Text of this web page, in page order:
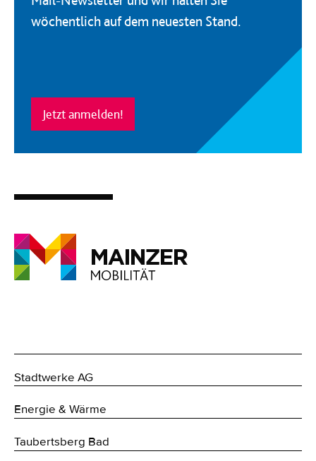
wöchentlich auf dem neuesten Stand.
Jetzt anmelden!
Stadtwerke AG
Energie & Wärme
Taubertsberg Bad